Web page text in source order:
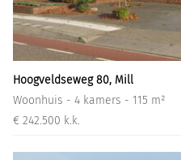
Hoogveldseweg 80, Mill
Woonhuis - 4 kamers - 115 m²
€ 242.500 k.k.